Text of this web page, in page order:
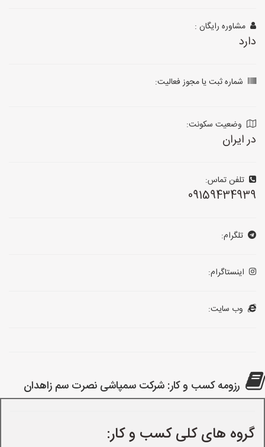
مشاوره رایگان :
دارد
شماره ثبت یا مجوز فعالیت:
وضعیت سکونت:
در ایران
تلفن تماس:
09159434939
تلگرام:
اینستاگرام:
وب سایت:
رزومه کسب و کار: شرکت سمپاشی نصرت سم زاهدان
گروه های کلی کسب و کار: